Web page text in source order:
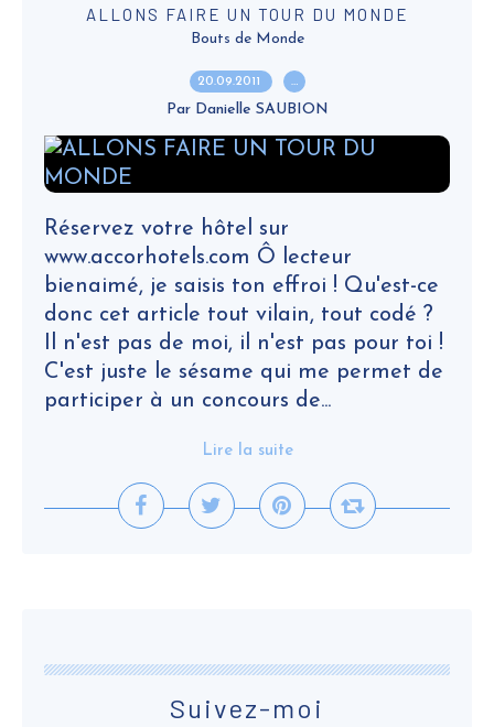
ALLONS FAIRE UN TOUR DU MONDE
Bouts de Monde
20.09.2011 …
Par Danielle SAUBION
Réservez votre hôtel sur
www.accorhotels.com Ô lecteur
bienaimé, je saisis ton effroi ! Qu'est-ce
donc cet article tout vilain, tout codé ?
Il n'est pas de moi, il n'est pas pour toi !
C'est juste le sésame qui me permet de
participer à un concours de...
Lire la suite
Suivez-moi